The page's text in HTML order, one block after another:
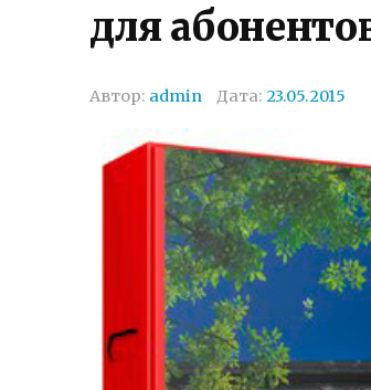
для
Автор: admin Дата: 23.05.2015